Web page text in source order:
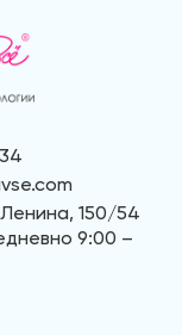
150/54
9:00 –